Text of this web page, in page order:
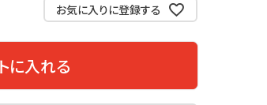
お気に入りに登録する
に入れる